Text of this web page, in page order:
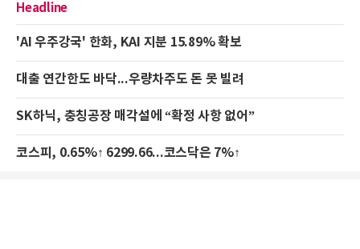
Headline
'AI 우주강국' 한화, KAI 지분 15.89% 확보
대출 연간한도 바닥...우량차주도 돈 못 빌려
SK하닉, 충칭공장 매각설에 “확정 사항 없어”
코스피, 0.65%↑ 6299.66...코스닥은 7%↑